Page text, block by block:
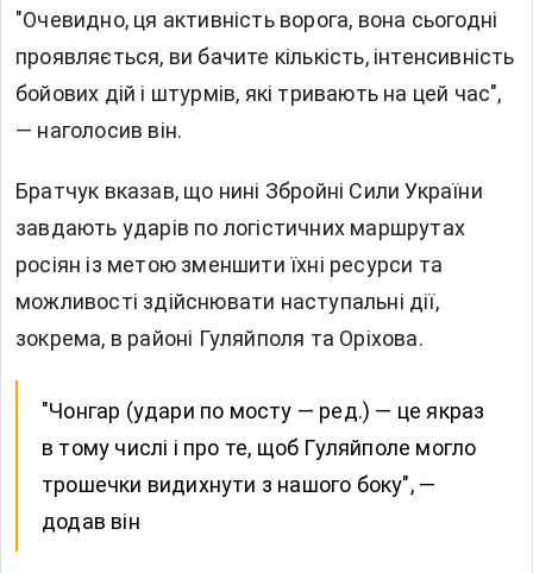
"Очевидно, ця активність ворога, вона сьогодні
проявляється, ви бачите кількість, інтенсивність
бойових дій і штурмів, які тривають на цей час",
— наголосив він.
Братчук вказав, що нині Збройні Сили України
завдають ударів по логістичних маршрутах
росіян із метою зменшити їхні ресурси та
можливості здійснювати наступальні дії,
зокрема, в районі Гуляйполя та Оріхова.
"Чонгар (удари по мосту — ред.) — це якраз
в тому числі і про те, щоб Гуляйполе могло
трошечки видихнути з нашого боку", —
додав він